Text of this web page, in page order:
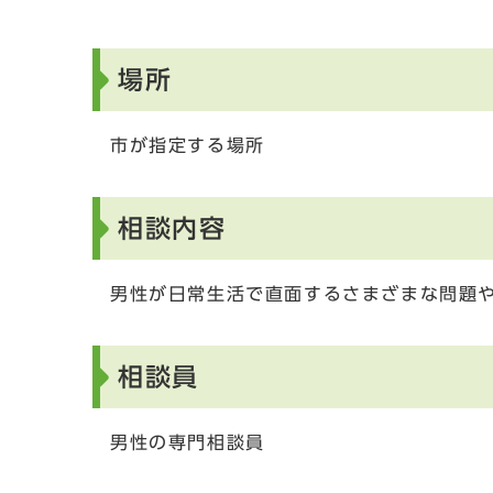
場所
市が指定する場所
相談内容
男性が日常生活で直面するさまざまな問題
相談員
男性の専門相談員